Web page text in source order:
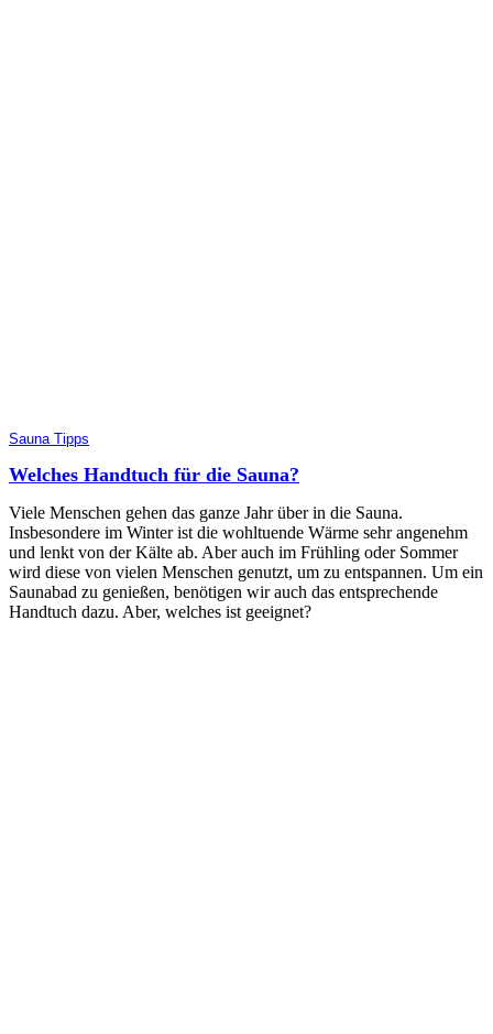
Sauna Tipps
Welches Handtuch für die Sauna?
Viele Menschen gehen das ganze Jahr über in die Sauna.
Insbesondere im Winter ist die wohltuende Wärme sehr angenehm
und lenkt von der Kälte ab. Aber auch im Frühling oder Sommer
wird diese von vielen Menschen genutzt, um zu entspannen. Um ein
Saunabad zu genießen, benötigen wir auch das entsprechende
Handtuch dazu. Aber, welches ist geeignet?